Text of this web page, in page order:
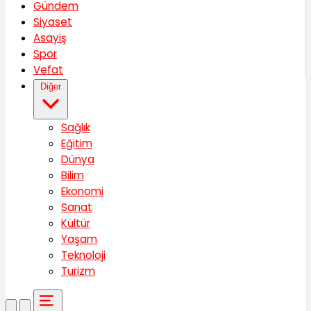
Gündem
Siyaset
Asayiş
Spor
Vefat
Diğer
Sağlık
Eğitim
Dünya
Bilim
Ekonomi
Sanat
Kültür
Yaşam
Teknoloji
Turizm